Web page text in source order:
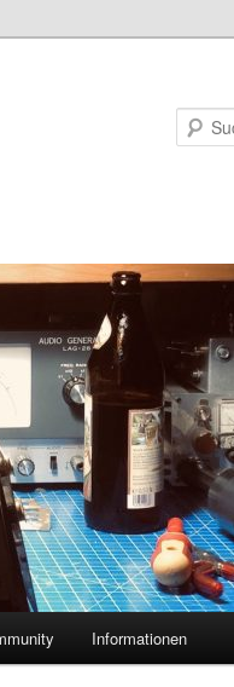
Informationen